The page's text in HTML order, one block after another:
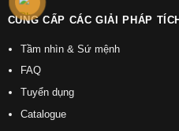
CUNG CẤP CÁC GIẢI PHÁP
Tầm nhìn & Sứ mệnh
FAQ
Tuyển dụng
Catalogue